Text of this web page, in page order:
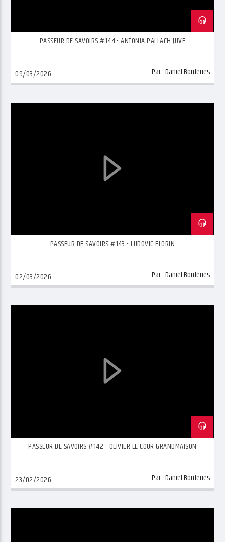
PASSEUR DE SAVOIRS #144 - ANTONIA PALLACH JUVÉ
09/03/2026 Par :Daniel Borderies
PASSEUR DE SAVOIRS #143 - LUDOVIC FLORIN
02/03/2026 Par :Daniel Borderies
PASSEUR DE SAVOIRS #142 - OLIVIER LE COUR GRANDMAISON
23/02/2026 Par :Daniel Borderies